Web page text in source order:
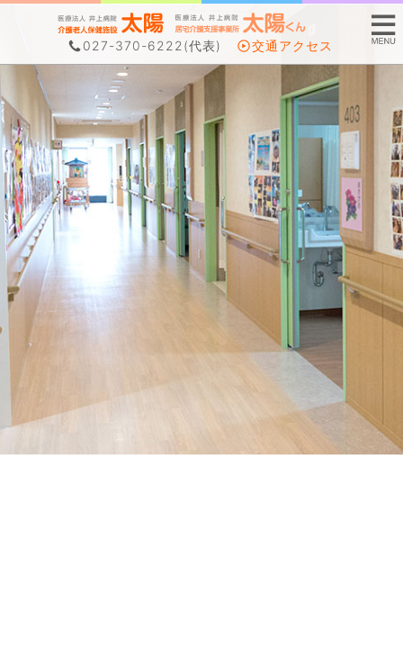
027-370-6222 (代表) 交通アクセス